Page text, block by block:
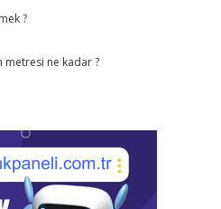
?
metresi ne kadar ?